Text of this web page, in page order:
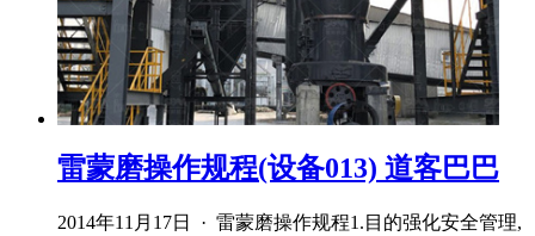
雷蒙磨操作规程(设备013) 道客巴巴
2014年11月17日 · 雷蒙磨操作规程1.目的强化安全管理,